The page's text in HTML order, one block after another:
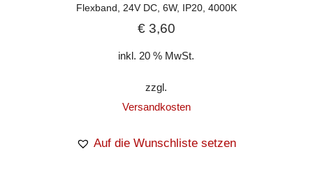
Flexband, 24V DC, 6W, IP20, 4000K
€3,60
inkl. 20 % MwSt.
zzgl.
Versandkosten
Auf die Wunschliste setzen